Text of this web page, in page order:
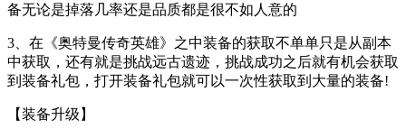
备无论是掉落几率还是品质都是很不如人意的
3、在《奥特曼传奇英雄》之中装备的获取不单单只是从副本
中获取，还有就是挑战远古遗迹，挑战成功之后就有机会获取
到装备礼包，打开装备礼包就可以一次性获取到大量的装备!
【装备升级】